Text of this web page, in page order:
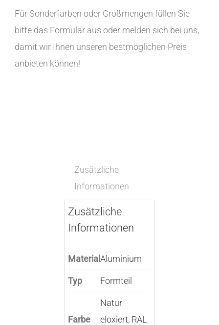
Für Sonderfarben oder Großmengen füllen Sie
bitte das Formular aus oder melden sich bei uns,
damit wir Ihnen unseren bestmöglichen Preis
anbieten können!
Zusätzliche
Informationen
Zusätzliche
Informationen
MaterialAluminium
Typ Formteil
Farbe
Natur
eloxiert, RAL